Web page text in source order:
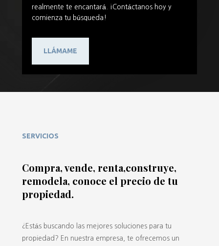
realmente te encantará. ¡Contáctanos hoy y
comienza tu búsqueda!
LLÁMAME
SERVICIOS
Compra, vende, renta,construye,
remodela, conoce el precio de tu
propiedad.
¿Estás buscando las mejores soluciones para tu
propiedad? En nuestra empresa, te ofrecemos un